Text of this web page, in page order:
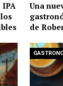
IPA
Una
de